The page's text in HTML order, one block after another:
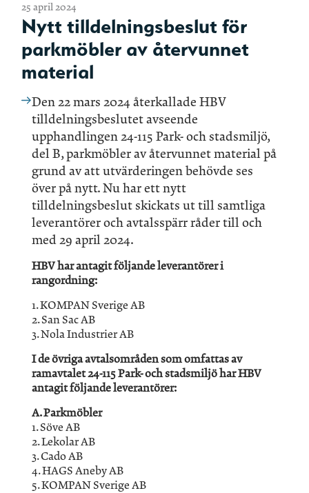
25 april 2024
Nytt tilldelningsbeslut för
parkmöbler av återvunnet
material
Den 22 mars 2024 återkallade HBV
tilldelningsbeslutet avseende
upphandlingen 24-115 Park- och stadsmiljö,
del B, parkmöbler av återvunnet material på
grund av att utvärderingen behövde ses
över på nytt. Nu har ett nytt
tilldelningsbeslut skickats ut till samtliga
leverantörer och avtalsspärr råder till och
med 29 april 2024.
HBV har antagit följande leverantörer i
rangordning:
1. KOMPAN Sverige AB
2. San Sac AB
3. Nola Industrier AB
I de övriga avtalsområden som omfattas av
ramavtalet 24-115 Park- och stadsmiljö har HBV
antagit följande leverantörer:
A. Parkmöbler
1. Söve AB
2. Lekolar AB
3. Cado AB
4. HAGS Aneby AB
5. KOMPAN Sverige AB